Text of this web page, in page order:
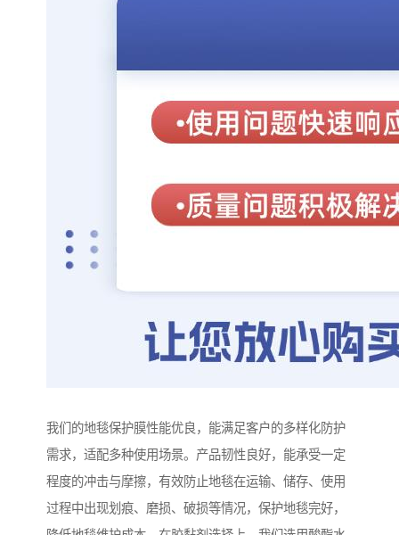
我们的地毯保护膜性能优良，能满足客户的多样化防护
需求，适配多种使用场景。产品韧性良好，能承受一定
程度的冲击与摩擦，有效防止地毯在运输、储存、使用
过程中出现划痕、磨损、破损等情况，保护地毯完好，